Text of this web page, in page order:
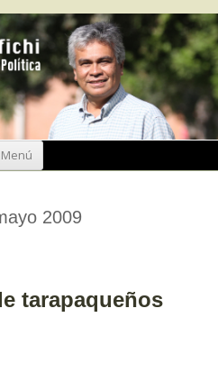
Menú
Ir
2009
tarapaqueños